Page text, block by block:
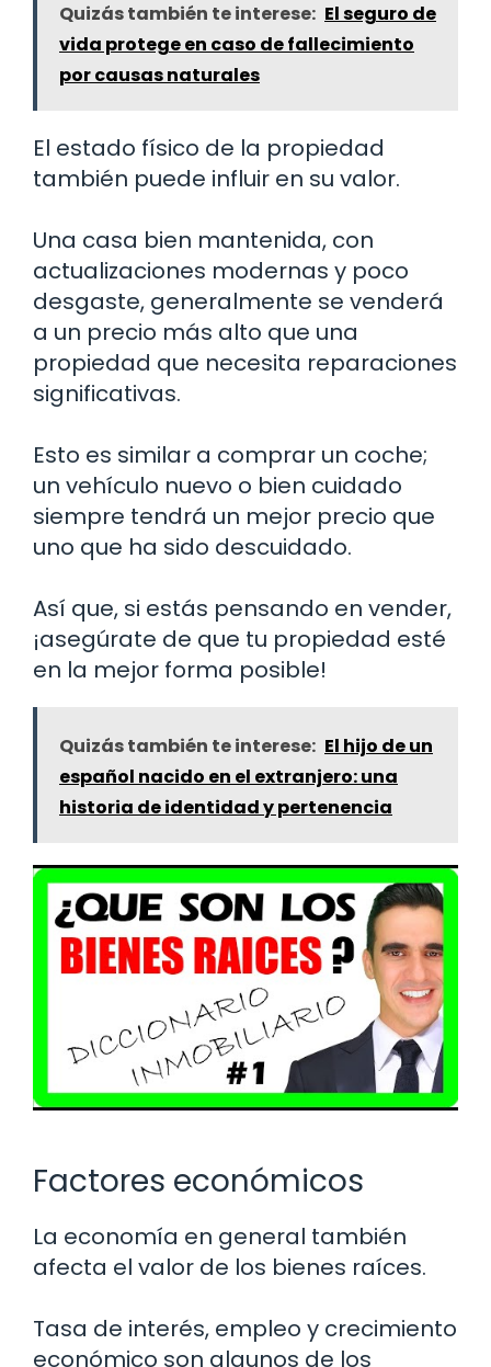
Quizás también te interese: El seguro de
vida protege en caso de fallecimiento
por causas naturales
El estado físico de la propiedad
también puede influir en su valor.
Una casa bien mantenida, con
actualizaciones modernas y poco
desgaste, generalmente se venderá
a un precio más alto que una
propiedad que necesita reparaciones
significativas.
Esto es similar a comprar un coche;
un vehículo nuevo o bien cuidado
siempre tendrá un mejor precio que
uno que ha sido descuidado.
Así que, si estás pensando en vender,
¡asegúrate de que tu propiedad esté
en la mejor forma posible!
Quizás también te interese: El hijo de un
español nacido en el extranjero: una
historia de identidad y pertenencia
Factores económicos
La economía en general también
afecta el valor de los bienes raíces.
Tasa de interés, empleo y crecimiento
económico son algunos de los